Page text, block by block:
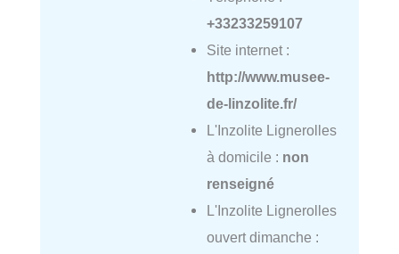
+33233259107
Site internet :
http://www.musee-
de-linzolite.fr/
L'Inzolite Lignerolles
à domicile : non
renseigné
L'Inzolite Lignerolles
ouvert dimanche :